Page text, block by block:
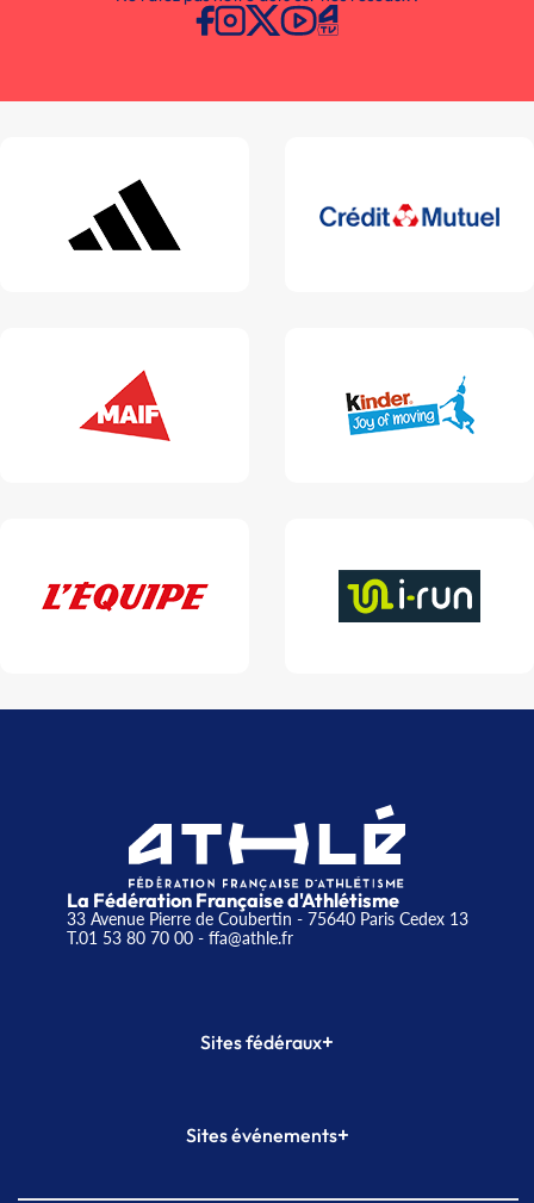
La Fédération Française d'Athlétisme
33 Avenue Pierre de Coubertin - 75640 Paris Cedex 13
T.01 53 80 70 00- ffa@athle.fr
Sites fédéraux+
Plateforme Formation
Sites événements+